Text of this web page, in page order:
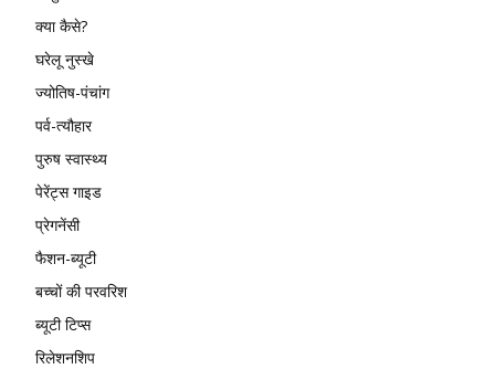
क्या कैसे?
घरेलू नुस्खे
ज्योतिष-पंचांग
पर्व-त्यौहार
पुरुष स्वास्थ्य
पेरेंट्स गाइड
प्रेगनेंसी
फैशन-ब्यूटी
बच्चों की परवरिश
ब्यूटी टिप्स
रिलेशनशिप